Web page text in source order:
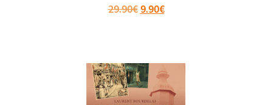
29.90€ Original
29.90€.
9.90€Current
9.90€.